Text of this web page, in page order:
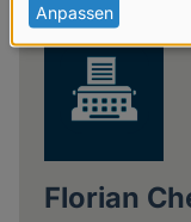
Florian
Daten
und
Cookies
Anpassen